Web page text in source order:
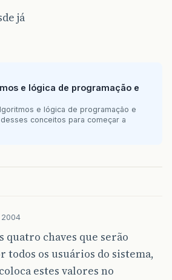
já
e lógica de programação e
e lógica de programação e
conceitos para começar a
2004
quatro chaves que serão
todos os usuários do sistema,
estes valores no